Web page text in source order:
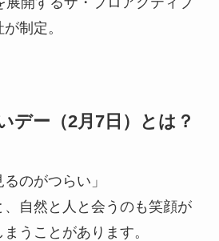
制定。
デー（2月7日）とは？
のがつらい」
自然と人と会うのも笑顔が
うことがあります。